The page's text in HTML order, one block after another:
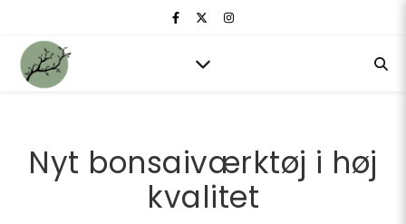
Nyt bonsaiværktøj i høj
kvalitet